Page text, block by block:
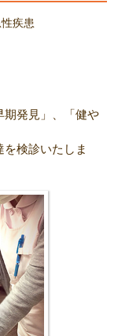
疾患
期発見」、「健や
検診いたしま